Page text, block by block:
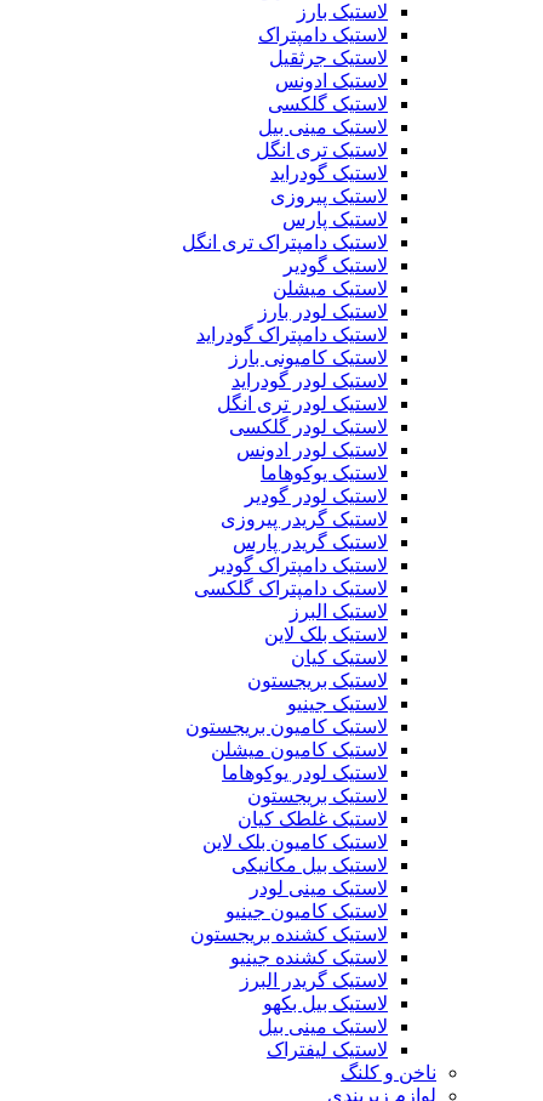
لاستیک بارز
لاستیک دامپتراک
لاستیک جرثقیل
لاستیک ادونس
لاستیک گلکسی
لاستیک مینی بیل
لاستیک تری انگل
لاستیک گودراید
لاستیک پیروزی
لاستیک پارس
لاستیک دامپتراک تری انگل
لاستیک گودیر
لاستیک میشلن
لاستیک لودر بارز
لاستیک دامپتراک گودراید
لاستیک کامیونی بارز
لاستیک لودر گودراید
لاستیک لودر تری انگل
لاستیک لودر گلکسی
لاستیک لودر ادونس
لاستیک یوکوهاما
لاستیک لودر گودیر
لاستیک گریدر پیروزی
لاستیک گریدر پارس
لاستیک دامپتراک گودیر
لاستیک دامپتراک گلکسی
لاستیک البرز
لاستیک بلک لاین
لاستیک کیان
لاستیک بریجستون
لاستیک جینیو
لاستیک کامیون بریجستون
لاستیک کامیون میشلن
لاستیک لودر یوکوهاما
لاستیک بریجستون
لاستیک غلطک کیان
لاستیک کامیون بلک لاین
لاستیک بیل مکانیکی
لاستیک مینی لودر
لاستیک کامیون جینیو
لاستیک کشنده بریجستون
لاستیک کشنده جینیو
لاستیک گریدر البرز
لاستیک بیل بکهو
لاستیک مینی بیل
لاستیک لیفتراک
ناخن و کلنگ
لوازم زیربندی